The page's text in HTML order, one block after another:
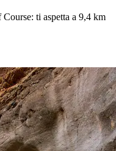
ti aspetta a 9,4 km